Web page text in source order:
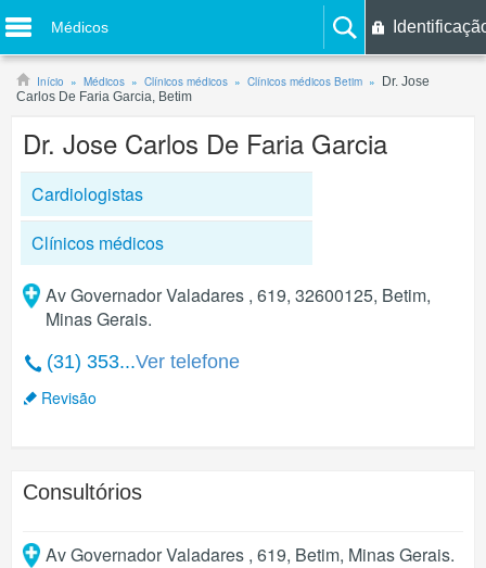
Médicos
Início Médicos Clínicos médicos Clínicos médicos Betim
Dr. Jose
Carlos De Faria Garcia, Betim
Dr. Jose Carlos De Faria Garcia
Cardiologistas
Clínicos médicos
Av Governador Valadares , 619, 32600125, Betim,
Minas Gerais.
(31) 353...Ver telefone
Revisão
Consultórios
Av Governador Valadares , 619, Betim, Minas Gerais.